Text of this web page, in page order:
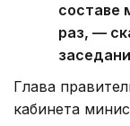
составе
раз, —
Глава
кабинета